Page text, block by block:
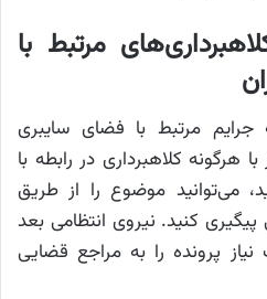
مرتبط با
جرایم مرتبط با فضای سایبری
هرگونه کلاهبرداری در رابطه با
می‌توانید موضوع را از طریق
پیگیری کنید. نیروی انتظامی بعد
پرونده را به مراجع قضایی